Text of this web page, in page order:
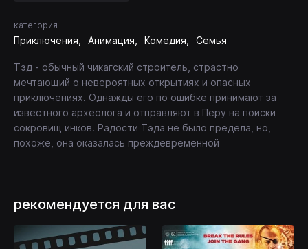
категория
Приключения Анимация Комедия Семья
Тэд - обычный чикагский строитель, страстно
мечтающий о невероятных открытиях и опасных
приключениях. Однажды его по ошибке принимают за
известного археолога и отправляют в Перу на поиски
сокровищ инков. Радости Тэда не было предела, но,
похоже, она оказалась преждевременной
рекомендуется для вас